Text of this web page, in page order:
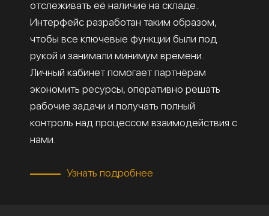
отслеживать её наличие на складе.
Интерфейс разработан таким образом,
чтобы все ключевые функции были под
рукой и занимали минимум времени.
Личный кабинет помогает партнёрам
экономить ресурсы, оперативно решать
рабочие задачи и получать полный
контроль над процессом взаимодействия с
нами.
Узнать подробнее